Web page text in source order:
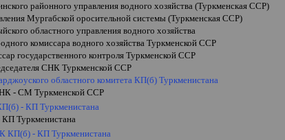
районного управления водного хозяйства (Туркменская ССР)
Мургабской оросительной системы (Туркменская ССР)
областного управления водного хозяйства
комиссара водного хозяйства Туркменской ССР
государственного контроля Туркменской ССР
СНК Туркменской ССР
областного комитета КП(б) Туркменистана
- СМ Туркменской ССР
- КП Туркменистана
Туркменистана
КП(б) - КП Туркменистана